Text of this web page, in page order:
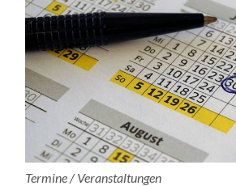
Termine / Veranstaltungen